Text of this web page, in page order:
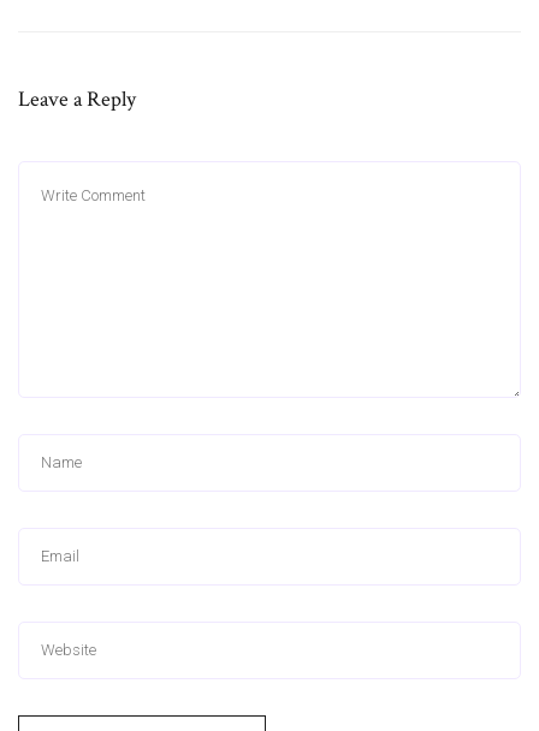
Leave a Reply